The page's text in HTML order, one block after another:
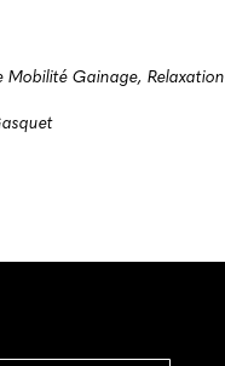
Mobilité Gainage, Relaxation